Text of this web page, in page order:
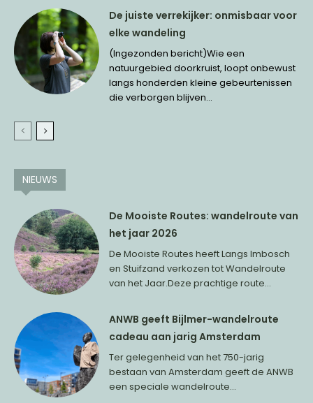
De juiste verrekijker: onmisbaar voor
elke wandeling
(Ingezonden bericht)Wie een
natuurgebied doorkruist, loopt onbewust
langs honderden kleine gebeurtenissen
die verborgen blijven...
NIEUWS
De Mooiste Routes: wandelroute van
het jaar 2026
De Mooiste Routes heeft Langs Imbosch
en Stuifzand verkozen tot Wandelroute
van het Jaar.Deze prachtige route...
ANWB geeft Bijlmer-wandelroute
cadeau aan jarig Amsterdam
Ter gelegenheid van het 750-jarig
bestaan van Amsterdam geeft de ANWB
een speciale wandelroute...